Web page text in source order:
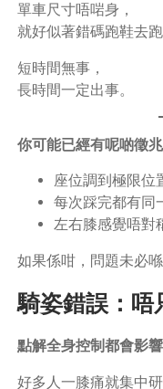
單車尺寸唔啱身，
就好似著錯碼跑鞋去跑
短時間無事，
長時間一定出事。
你可能已經有呢啲徵兆
座位調到極限位
每次踩完都有同
左右膝感覺唔對
如果係咁，問題未必
騎姿錯誤：唔
點解全身控制都會影
好多人一膝痛就集中研